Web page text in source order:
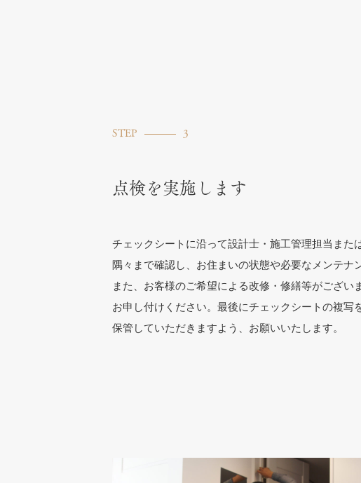
STEP 3
点検を実施します
チェックシートに沿って設計士・施工管理担当また
隅々まで確認し、お住まいの状態や必要なメンテナ
また、お客様のご希望による改修・修繕等がござい
お申し付けください。最後にチェックシートの複写
保管していただきますよう、お願いいたします。